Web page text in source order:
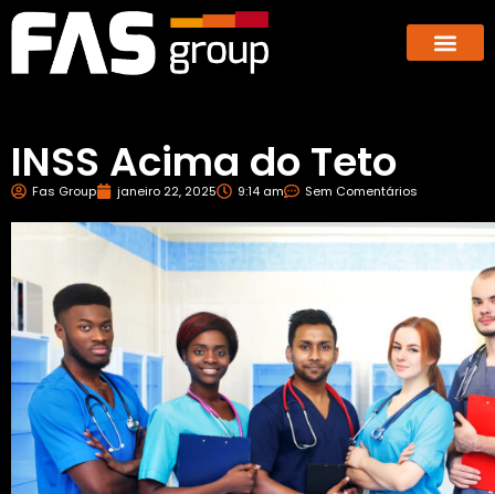
INSS Acima do Teto
Fas Group janeiro 22, 2025 9:14 am Sem Comentários